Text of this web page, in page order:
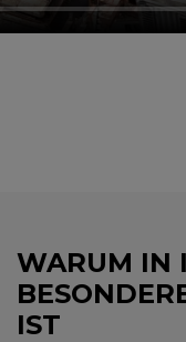
WARUM IN
IST